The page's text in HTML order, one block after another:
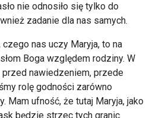
nie odnosiło się tylko do
zadanie dla nas samych.
nas uczy Maryja, to na
Boga względem rodziny. W
nawiedzeniem, przede
rolę godności zarówno
Mam ufność, że tutaj Maryja, jako
będzie strzec tych granic